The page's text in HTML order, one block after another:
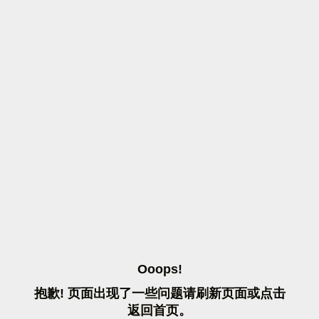
OOOPS!
抱歉! 页面出现了一些问题请刷 新页面或点击
返 回首页。